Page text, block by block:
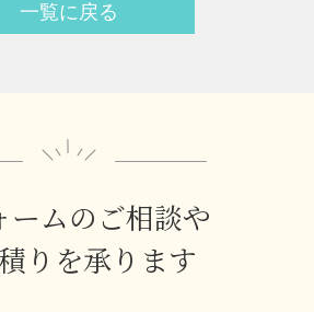
一覧に戻る
ームのご相談や
りを承ります